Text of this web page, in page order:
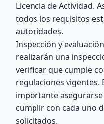
Licencia de Actividad.
todos los requisitos
autoridades.
Inspección y
realizarán una
verificar que cumple
regulaciones vigentes.
importante
cumplir con cada uno
solicitados.